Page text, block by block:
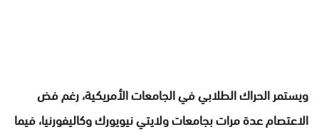
ويستمر الحراك الطلابي في الجامعات الأمريكية، رغم فض
الاعتصام عدة مرات بجامعات ولايتي نيويورك وكاليفورنيا، فيما